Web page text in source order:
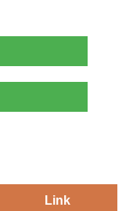
–
–
Link